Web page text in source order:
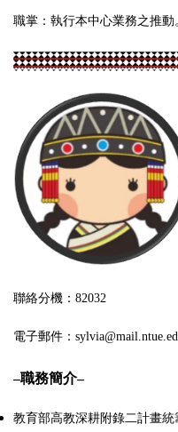
職掌：執行本中心業務之推動
聯絡分機：82032
電子郵件：
–職務簡介–
教育部高教深耕附錄二計畫統